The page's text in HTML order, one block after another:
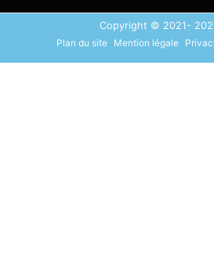
Copyright © 2021-
Plan du site Mention légale